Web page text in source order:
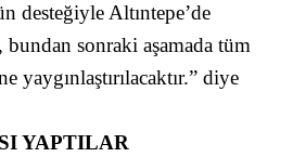
desteğiyle Altıntepe’de
sonraki aşamada tüm
yaygınlaştırılacaktır.” diye
YAPTILAR